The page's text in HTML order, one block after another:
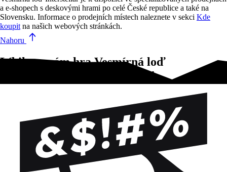
a e-shopech s deskovými hrami po celé České republice a také na
Slovensku. Informace o prodejních místech naleznete v sekci Kde
koupit na našich webových stránkách.
Nahoru
Líbila se vám hra Vesmírná loď
Interstellar?Vyzkoušejte tyto!